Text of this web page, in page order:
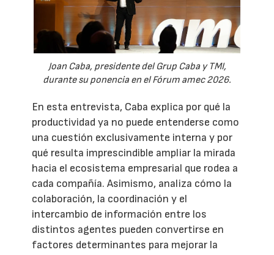
Joan Caba, presidente del Grup Caba y TMI,
durante su ponencia en el Fórum amec 2026.
En esta entrevista, Caba explica por qué la
productividad ya no puede entenderse como
una cuestión exclusivamente interna y por
qué resulta imprescindible ampliar la mirada
hacia el ecosistema empresarial que rodea a
cada compañía. Asimismo, analiza cómo la
colaboración, la coordinación y el
intercambio de información entre los
distintos agentes pueden convertirse en
factores determinantes para mejorar la